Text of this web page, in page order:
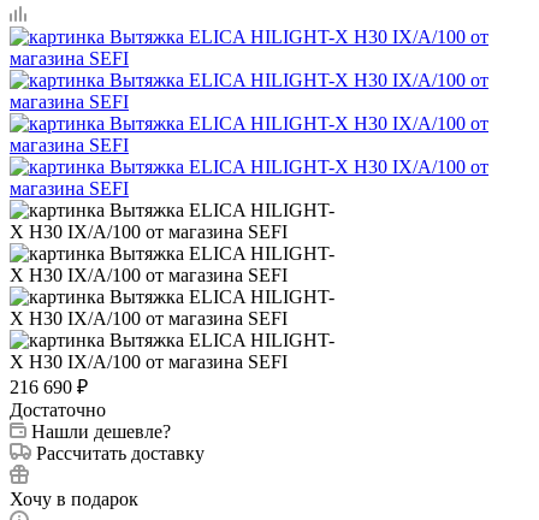
216 690 ₽
Достаточно
Нашли дешевле?
Рассчитать доставку
Хочу в подарок